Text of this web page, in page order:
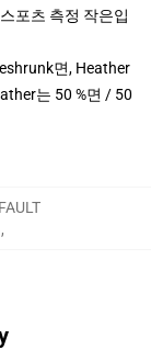
포츠 측정 작은입
면, Heather
는 50 %면 / 50
,